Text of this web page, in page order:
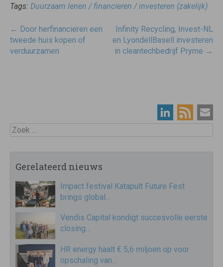
Tags: Duurzaam lenen / financieren / investeren (zakelijk)
Post
navigatie
← Door herfinancieren een
tweede huis kopen of
verduurzamen
Infinity Recycling, Invest-NL
en LyondellBasell investeren
in cleantechbedrijf Pryme →
Zoek
Gerelateerd nieuws
Impact festival Katapult Future Fest
brings global…
Vendis Capital kondigt succesvolle eerste
closing…
HR energy haalt € 5,6 miljoen op voor
opschaling van…